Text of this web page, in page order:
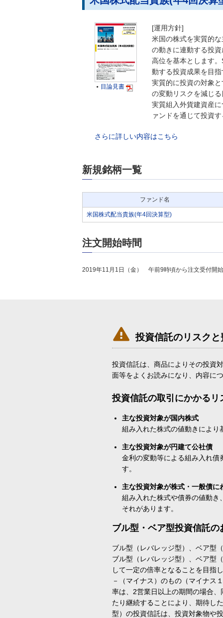
 目論見書
[運用方針]
米国の株式を実質的
の動きに連動する投
高位を基本とします
動する投資成果を目
実質的に投資の対象
の変動リスクを減じ
実質組入外貨建資産
ァンドを通じて投資
さらに詳しい内容はこちら
新規銘柄一覧
ファンド名
米国株式配当貴族(年4回決算型)
注文開始時間
2019年11月1日（金） 午前9時頃から注文受付開始
 投資信託のリスク
投資信託は、商品によりその投資
面等をよくお読みになり、内容に
投資信託の取引にかかるリ
主な投資対象が国内株式
組み入れた株式の値動きによ
主な投資対象が円建て公社債
金利の変動等による組み入れ
す。
主な投資対象が株式・一般債
組み入れた株式や債券の値動
それがあります。
ブル型・ベア型投資信託
ブル型（レバレッジ型）、ベア型
ブル型（レバレッジ型）、ベア型
して一定の倍率となることを目指
－（マイナス）のもの（マイナス
率は、2営業日以上の期間の場合
たり継続することにより、期待し
型）の投資信託は、投資対象物や